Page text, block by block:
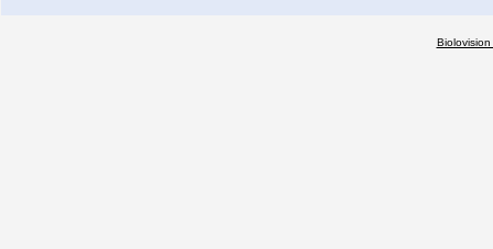
Biolovision